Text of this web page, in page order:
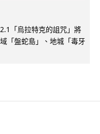
「烏拉特克的詛咒」將
「盤蛇島」、地城「毒牙